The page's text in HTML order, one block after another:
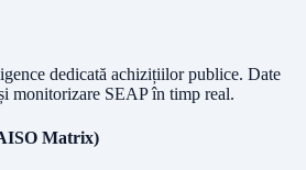
dedicată achizițiilor publice. Date
monitorizare SEAP în timp real.
Matrix)